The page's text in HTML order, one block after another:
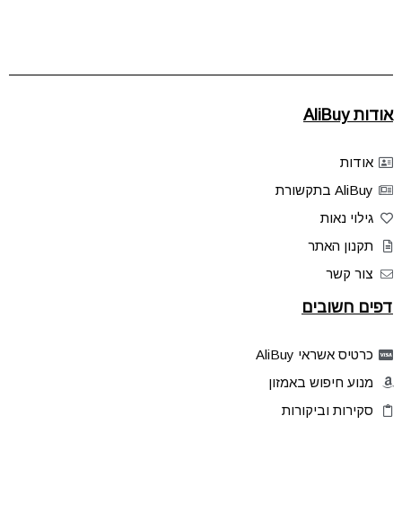
אודות AliBuy
אודות
AliBuy בתקשורת
גילוי נאות
תקנון האתר
צור קשר
דפים חשובים
כרטיס אשראי AliBuy
מנוע חיפוש באמזון
סקירות וביקורות